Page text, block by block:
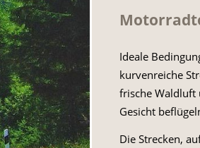
Ideale
kurvenreiche
frische Waldluft
Gesicht
Die Strecken,